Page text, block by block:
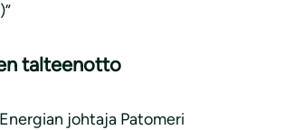
talteenotto
johtaja Patomeri